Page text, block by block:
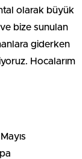
olarak büyük
bize sunulan
giderken
Hocalarım